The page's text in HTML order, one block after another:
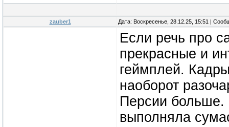
zauber1 Дата: Воскресенье, 28.12.25, 15:51 |
Если речь про
прекрасные и
геймплей.
наоборот
Персии
выполняла